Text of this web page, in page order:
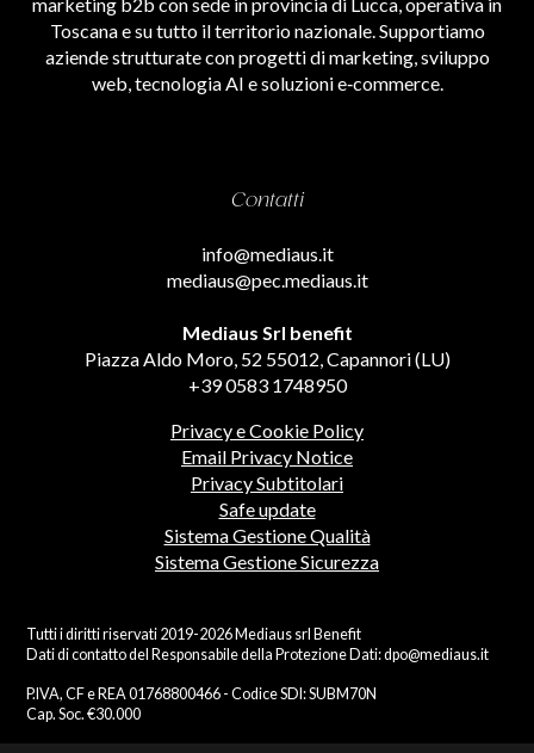
marketing b2b con sede in provincia di Lucca, operativa in
Toscana e su tutto il territorio nazionale. Supportiamo
aziende strutturate con progetti di marketing, sviluppo
web, tecnologia AI e soluzioni e‑commerce.
Contatti
info@mediaus.it
mediaus@pec.mediaus.it
Mediaus Srl benefit
Piazza Aldo Moro, 52 55012, Capannori (LU)
+39 0583 1748950
Privacy e Cookie Policy
Email Privacy Notice
Privacy Subtitolari
Safe update
Sistema Gestione Qualità
Sistema Gestione Sicurezza
Tutti i diritti riservati 2019-2026 Mediaus srl Benefit
Dati di contatto del Responsabile della Protezione Dati:dpo@mediaus.it
P.IVA, CF e REA 01768800466 - Codice SDI: SUBM70N
Cap. Soc. €30.000